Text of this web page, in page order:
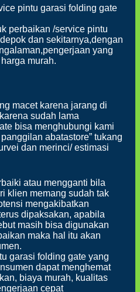
pintu garasi folding gate
perbaikan /service pintu
dan sekitarnya,dengan
yang
murah.
macet karena jarang di
sudah lama
bisa menghubungi kami
abatastore” tukang
dan merinci/ estimasi
atau mengganti bila
klien memang sudah tak
mengakibatkan
dipaksakan, apabila
masih bisa digunakan
maka hal itu akan
garasi folding gate yang
dapat menghemat
biaya murah, kualitas
cepat